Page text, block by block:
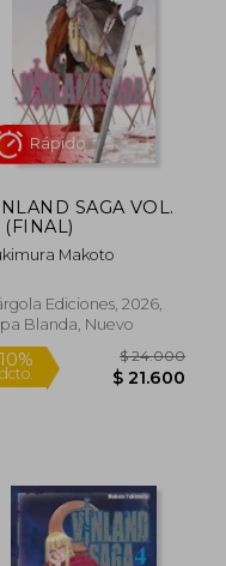
10%
SAGA VOL.
(FINAL)
Makoto
Ediciones, 2026,
Blanda, Nuevo